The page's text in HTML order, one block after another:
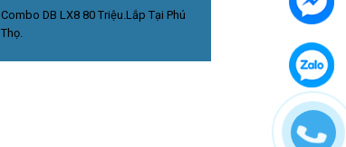
Combo DB LX8 80 Triệu.Lắp Tại Phú
Thọ.